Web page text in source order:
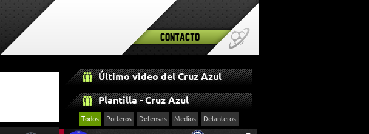
Contacto
Último video del Cruz Azul
Plantilla - Cruz Azul
Todos Porteros Defensas Medios Delanteros